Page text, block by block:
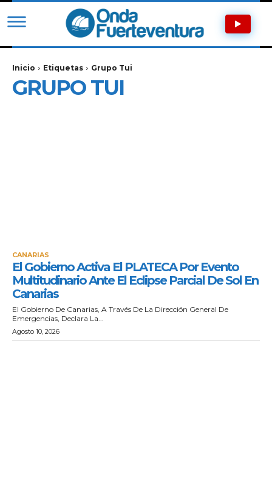
Inicio Etiquetas Grupo Tui
GRUPO TUI
CANARIAS
El Gobierno Activa El PLATECA Por Evento
Multitudinario Ante El Eclipse Parcial De Sol En
Canarias
El Gobierno De Canarias, A Través De La Dirección General De
Emergencias, Declara La...
Agosto 10, 2026